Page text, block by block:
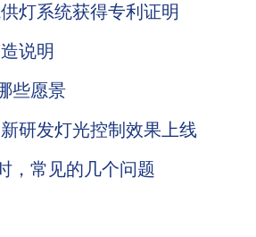
灯系统获得专利证明
说明
些愿景
研发灯光控制效果上线
，常见的几个问题